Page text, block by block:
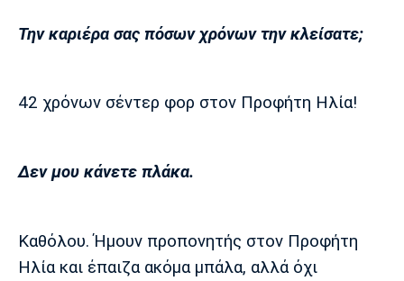
Την καριέρα σας πόσων χρόνων την κλείσατε;
42 χρόνων σέντερ φορ στον Προφήτη Ηλία!
Δεν μου κάνετε πλάκα.
Καθόλου. Ήμουν προπονητής στον Προφήτη
Ηλία και έπαιζα ακόμα μπάλα, αλλά όχι